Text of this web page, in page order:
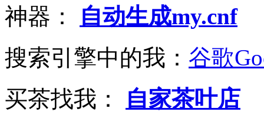
神器：
自动生成my.cnf
搜索引擎中的我： 谷歌
买茶找我：
自家茶叶店